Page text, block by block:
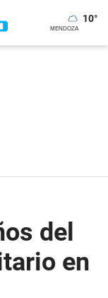
10°
del
en